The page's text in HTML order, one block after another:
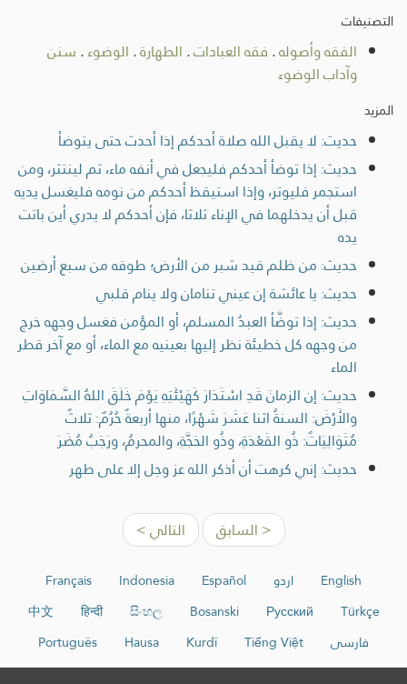
التصنيفات
الفقه وأصوله. فقه العبادات. الطهارة. الوضوء. سنن
وآداب الوضوء
المزيد
حديث: لا يقبل الله صلاة أحدكم إذا أحدث حتى يتوضأ
حديث: إذا توضأ أحدكم فليجعل في أنفه ماء، ثم لينتثر، ومن
استجمر فليوتر، وإذا استيقظ أحدكم من نومه فليغسل يديه
قبل أن يدخلهما في الإناء ثلاثا، فإن أحدكم لا يدري أين باتت
يده
حديث: من ظلم قيد شبر من الأرض؛ طوقه من سبع أرضين
حديث: يا عائشة إن عيني تنامان ولا ينام قلبي
حديث: إذا توضَّأ العبدُ المسلم، أو المؤمن فغسل وجهه خرج
من وجهه كل خطيئة نظر إليها بعينيه مع الماء، أو مع آخر قطر
الماء
حديث: إن الزمانَ قَدِ اسْتَدَارَ كَهَيْئَتِهِ يَوْمَ خَلَقَ اللهُ السَّمَاوَاتِ
والأَرْضَ: السنةُ اثنا عَشَرَ شَهْرًا، منها أربعةٌ حُرُمٌ: ثلاثٌ
مُتَوَالِيَاتٌ: ذُو القَعْدَةِ، وذُو الحَجَّةِ، والمحرمُ، ورَجَبُ مُضَرَ
حديث: إني كرهت أن أذكر الله عز وجل إلا على طهر
< السابق التالي >
English اردو Español
Indonesia
Français
Türkçe
Русский
Bosanski
සිංහල
हिन्दी
中文
فارسی
Tiếng Việt
Kurdî
Hausa
Português